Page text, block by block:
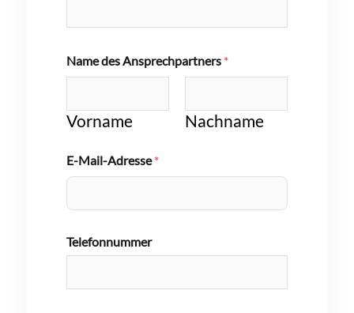
*
V
r
-
Name des Ansprechpartners *
Vorname Nachname
E-Mail-Adresse*
Telefonnummer